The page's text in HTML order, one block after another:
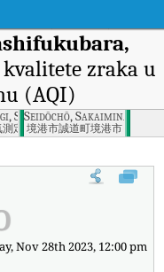
zraka u
(AQI)
Shimane
定局安来市
Seidōchō, Sakaiminato-
境港市誠道町境港市
Indeks kvaliteta
Nov 28th 2023, 12:00 pm